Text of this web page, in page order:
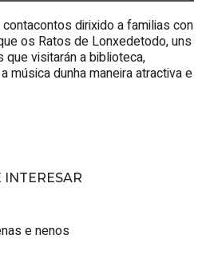
dirixido a familias con
os Ratos de Lonxedetodo, uns
visitarán a biblioteca,
música dunha maneira atractiva e
e nenos